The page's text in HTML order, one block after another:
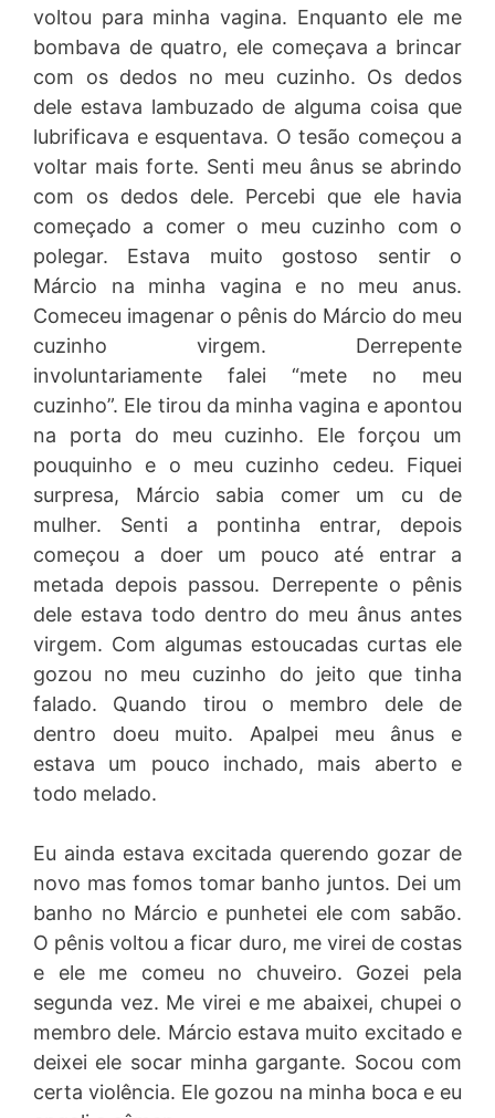
voltou para minha vagina. Enquanto ele me
bombava de quatro, ele começava a brincar
com os dedos no meu cuzinho. Os dedos
dele estava lambuzado de alguma coisa que
lubrificava e esquentava. O tesão começou a
voltar mais forte. Senti meu ânus se abrindo
com os dedos dele. Percebi que ele havia
começado a comer o meu cuzinho com o
polegar. Estava muito gostoso sentir o
Márcio na minha vagina e no meu anus.
Comeceu imagenar o pênis do Márcio do meu
cuzinho virgem. Derrepente
involuntariamente falei “mete no meu
cuzinho”. Ele tirou da minha vagina e apontou
na porta do meu cuzinho. Ele forçou um
pouquinho e o meu cuzinho cedeu. Fiquei
surpresa, Márcio sabia comer um cu de
mulher. Senti a pontinha entrar, depois
começou a doer um pouco até entrar a
metada depois passou. Derrepente o pênis
dele estava todo dentro do meu ânus antes
virgem. Com algumas estoucadas curtas ele
gozou no meu cuzinho do jeito que tinha
falado. Quando tirou o membro dele de
dentro doeu muito. Apalpei meu ânus e
estava um pouco inchado, mais aberto e
todo melado.
Eu ainda estava excitada querendo gozar de
novo mas fomos tomar banho juntos. Dei um
banho no Márcio e punhetei ele com sabão.
O pênis voltou a ficar duro, me virei de costas
e ele me comeu no chuveiro. Gozei pela
segunda vez. Me virei e me abaixei, chupei o
membro dele. Márcio estava muito excitado e
deixei ele socar minha gargante. Socou com
certa violência. Ele gozou na minha boca e eu